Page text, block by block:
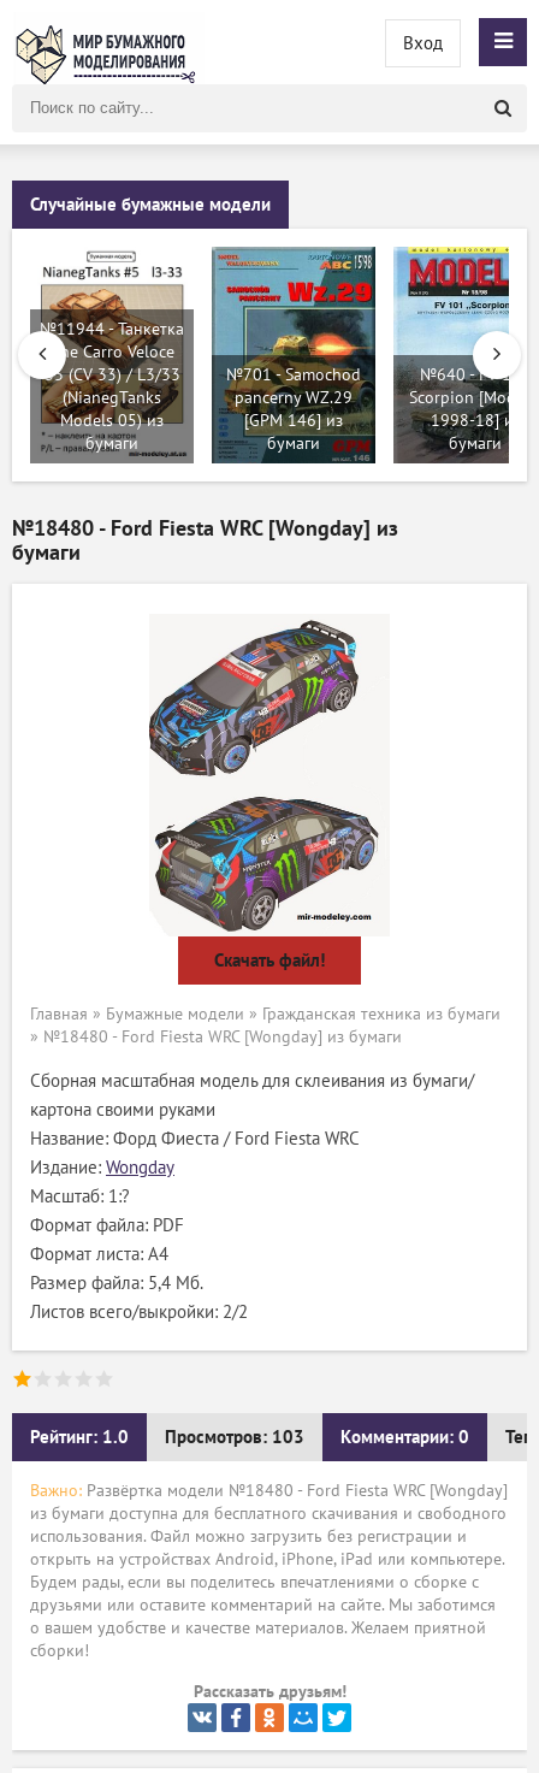
сайту
Вход
Случайные бумажные модели
№11944 - Танкетка
The Carro Veloce
33 (CV 33) / L3/33
(NianegTanks
Models 05) из
бумаги
№701 - Samochod
pancerny WZ.29
[GPM 146] из
бумаги
№640 - FV 101
Scorpion
1998-18] из
бумаги
№18480 - Ford Fiesta WRC [Wongday] из
бумаги
Скачать файл!
Главная » Бумажные модели » Гражданская техника из бумаги
» №18480 - Ford Fiesta WRC [Wongday] из бумаги
Сборная масштабная модель для склеивания из бумаги/
картона своими руками
Название: Форд Фиеста / Ford Fiesta WRC
Издание: Wongday
Масштаб: 1:?
Формат файла: PDF
Формат листа: А4
Размер файла: 5,4 Мб.
Листов всего/выкройки: 2/2
Рейтинг: 1.0 Просмотров: 103 Комментарии: 0
Важно: Развёртка модели №18480 - Ford Fiesta WRC [Wongday]
из бумаги доступна для бесплатного скачивания и свободного
использования. Файл можно загрузить без регистрации и
открыть на устройствах Android, iPhone, iPad или компьютере.
Будем рады, если вы поделитесь впечатлениями о сборке с
друзьями или оставите комментарий на сайте. Мы заботимся
о вашем удобстве и качестве материалов. Желаем приятной
сборки!
Рассказать друзьям!